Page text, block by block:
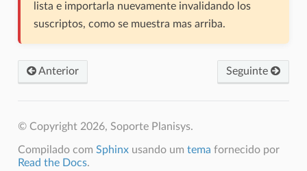
lista e importarla nuevamente invalidando los
suscriptos, como se muestra mas arriba.
Anterior Seguinte
© Copyright 2026, Soporte Planisys.
Compilado com Sphinxusando um tema fornecido por
Read the Docs.